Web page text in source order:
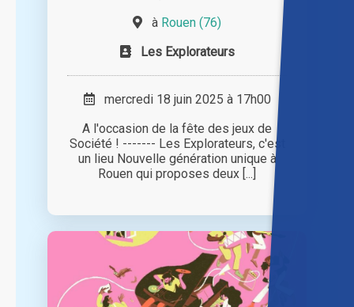
à Rouen (76)
Les Explorateurs
mercredi 18 juin 2025 à 17h00
A l'occasion de la fête des jeux de
Société ! ------- Les Explorateurs, c'est
un lieu Nouvelle génération unique à
Rouen qui proposes deux [...]